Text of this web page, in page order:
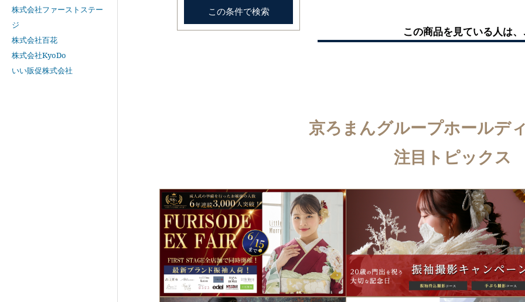
株式会社ファーストステー
ジ
株式会社百花
株式会社KyoDo
いい販促株式会社
この商品を見ている人は
京ろまんグループホールデ
注目トピックス